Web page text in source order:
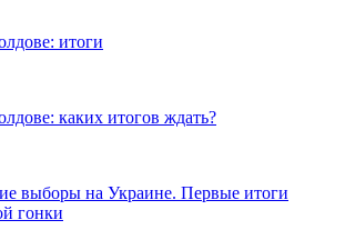
итоги
каких итогов ждать?
выборы на Украине. Первые итоги
гонки